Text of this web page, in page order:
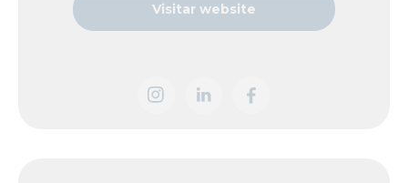
Visitar website